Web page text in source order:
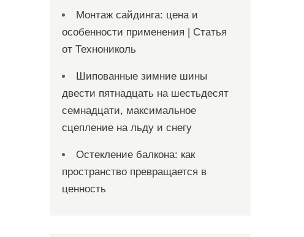
Монтаж сайдинга: цена и
особенности применения | Статья
от Технониколь
Шипованные зимние шины
двести пятнадцать на шестьдесят
семнадцати, максимальное
сцепление на льду и снегу
Остекление балкона: как
пространство превращается в
ценность